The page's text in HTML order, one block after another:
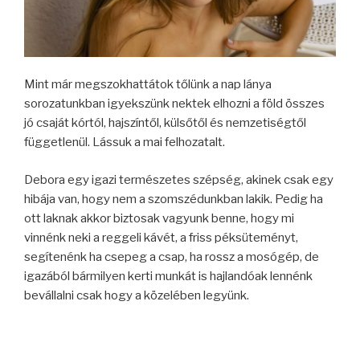
Mint már megszokhattátok tőlünk a nap lánya
sorozatunkban igyekszünk nektek elhozni a föld összes
jó csaját kórtól, hajszíntől, külsőtől és nemzetiségtől
függetlenül. Lássuk a mai felhozatalt.
Debora egy igazi természetes szépség, akinek csak egy
hibája van, hogy nem a szomszédunkban lakik. Pedig ha
ott laknak akkor biztosak vagyunk benne, hogy mi
vinnénk neki a reggeli kávét, a friss péksüteményt,
segítenénk ha csepeg a csap, ha rossz a mosógép, de
igazából bármilyen kerti munkát is hajlandóak lennénk
bevállalni csak hogy a közelében legyünk.